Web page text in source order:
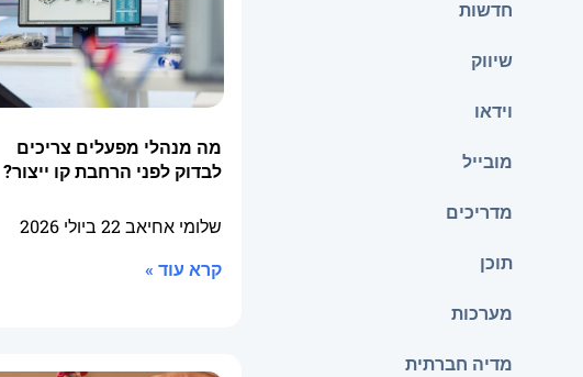
חדשות
שיווק
וידאו
מובייל
מדריכים
תוכן
מערכות
מדיה חברתית
מה מנהלי מפעלים צריכים
לבדוק לפני הרחבת קו ייצור?
שלומי אחיאב22 ביולי 2026
קרא עוד »